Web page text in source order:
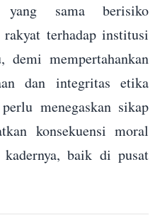
yang sama berisiko
rakyat terhadap institusi
mempertahankan
dan integritas etika
menegaskan sikap
konsekuensi moral
baik di pusat